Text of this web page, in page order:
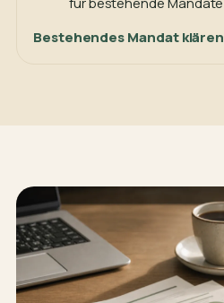
Bestehendes Mandat klären